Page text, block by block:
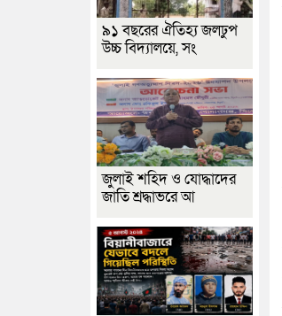
৯১ বছরের ঐতিহ্য জলঢুপ
উচ্চ বিদ্যালয়ে, সং
জুলাই শহিদ ও যোদ্ধাদের
জাতি শ্রদ্ধাভরে আ